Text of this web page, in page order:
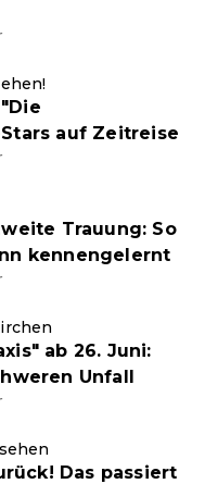
auf Zeitreise
Trauung: So
kennengelernt
ab 26. Juni:
Unfall
Das passiert